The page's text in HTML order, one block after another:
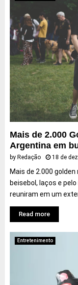
Mais de 2.000
Argentina em
by Redação 18 de
Mais de 2.000
beisebol, laços e
reuniram em um
Read more
Entretenimento